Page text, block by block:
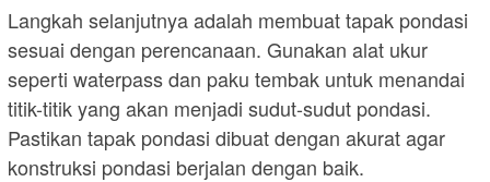
Langkah selanjutnya adalah membuat tapak pondasi
sesuai dengan perencanaan. Gunakan alat ukur
seperti waterpass dan paku tembak untuk menandai
titik-titik yang akan menjadi sudut-sudut pondasi.
Pastikan tapak pondasi dibuat dengan akurat agar
konstruksi pondasi berjalan dengan baik.